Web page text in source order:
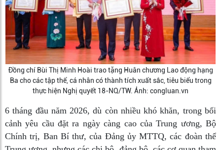
Đồng chí Bùi Thị Minh Hoài trao tặng Huân chương Lao động hạng
Ba cho các tập thể, cá nhân có thành tích xuất sắc, tiêu biểu trong
thực hiện Nghị quyết 18-NQ/TW. Ảnh: congluan.vn
6 tháng đầu năm 2026, dù còn nhiều khó khăn, trong bối
cảnh yêu cầu đặt ra ngày càng cao của Trung ương, Bộ
Chính trị, Ban Bí thư, của Đảng ủy MTTQ, các đoàn thể